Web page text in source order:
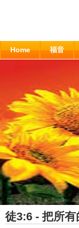
Home 福音
徒3:6 - 把所有